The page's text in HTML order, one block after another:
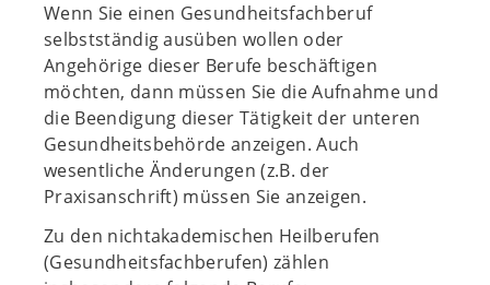
Wenn Sie einen Gesundheitsfachberuf
selbstständig ausüben wollen oder
Angehörige dieser Berufe beschäftigen
möchten, dann müssen Sie die Aufnahme und
die Beendigung dieser Tätigkeit der unteren
Gesundheitsbehörde anzeigen. Auch
wesentliche Änderungen (z.B. der
Praxisanschrift) müssen Sie anzeigen.
Zu den nichtakademischen Heilberufen
(Gesundheitsfachberufen) zählen